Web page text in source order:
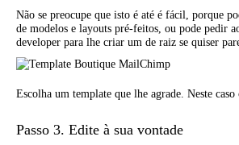
Não se preocupe que isto é até é fácil, porque
de modelos e layouts pré-feitos, ou pode pedir
developer para lhe criar um de raiz se quiser
Escolha um template que lhe agrade. Neste
Passo 3. Edite à sua vontade